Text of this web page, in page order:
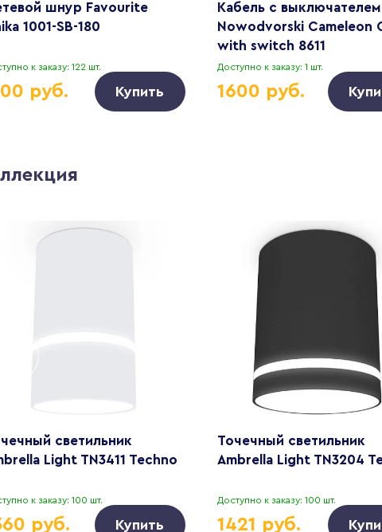
шнур Favourite
1001-SB-180
к заказу: 122 шт.
руб. Купить
Кабель с выключателем
Nowodvorski Cameleon
with switch 8611
Доступно к заказу: 1 шт.
1600 руб.
светильник
Light TN3411 Techno
к заказу: 100 шт.
руб. Купить
Точечный светильник
Ambrella Light TN3204
Доступно к заказу: 100 шт.
1421 руб.